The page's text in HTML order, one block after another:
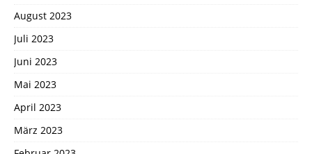
August 2023
Juli 2023
Juni 2023
Mai 2023
April 2023
März 2023